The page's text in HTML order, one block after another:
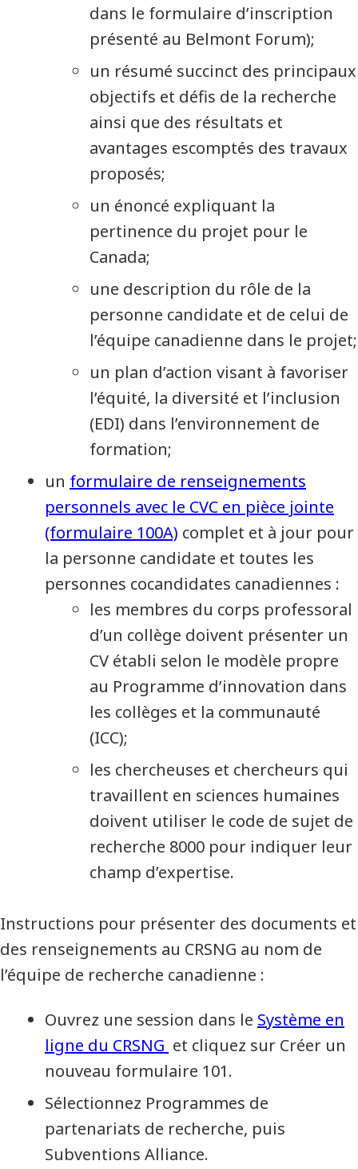
dans le formulaire d’inscription
présenté au Belmont Forum);
un résumé succinct des principaux
objectifs et défis de la recherche
ainsi que des résultats et
avantages escomptés des travaux
proposés;
un énoncé expliquant la
pertinence du projet pour le
Canada;
une description du rôle de la
personne candidate et de celui de
l’équipe canadienne dans le projet;
un plan d’action visant à favoriser
l’équité, la diversité et l’inclusion
(EDI) dans l’environnement de
formation;
un formulaire de renseignements
personnels avec le CVC en pièce jointe
(formulaire 100A) complet et à jour pour
la personne candidate et toutes les
personnes cocandidates canadiennes :
les membres du corps professoral
d’un collège doivent présenter un
CV établi selon le modèle propre
au Programme d’innovation dans
les collèges et la communauté
(ICC);
les chercheuses et chercheurs qui
travaillent en sciences humaines
doivent utiliser le code de sujet de
recherche 8000 pour indiquer leur
champ d’expertise.
Instructions pour présenter des documents et
des renseignements au CRSNG au nom de
l’équipe de recherche canadienne :
Ouvrez une session dans le Système en
ligne du CRSNG et cliquez sur Créer un
nouveau formulaire 101.
Sélectionnez Programmes de
partenariats de recherche, puis
Subventions Alliance.